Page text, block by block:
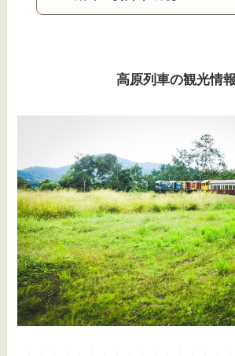
高原列車の観光情報